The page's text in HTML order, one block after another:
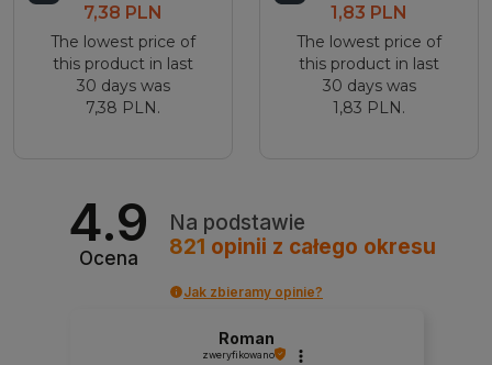
7,38 PLN
The lowest price of
this product in last
30 days was
7,38 PLN.
1,83 PLN
The lowest price of
this product in last
30 days was
1,83 PLN.
4.9
Ocena
Na podstawie
821 opinii z całego okresu
Jak zbieramy opinie?
Roman
zweryfikowano